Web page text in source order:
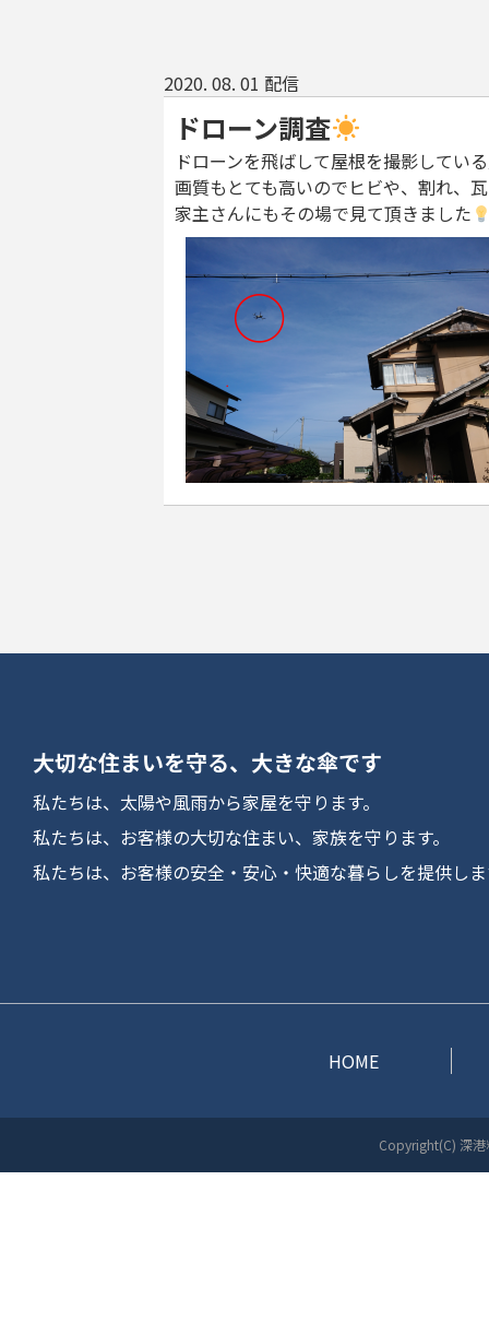
2020. 08. 01 配信
ドローン調査
ドローンを飛ばして屋根を撮影してい
画質もとても高いのでヒビや、割れ、
家主さんにもその場で見て頂きました
大切な住まいを守る、大きな傘です
私たちは、太陽や風雨から家屋を守ります。
私たちは、お客様の大切な住まい、家族を守ります。
私たちは、お客様の安全・安心・快適な暮らしを提供し
HOME
Copyright(C) 深